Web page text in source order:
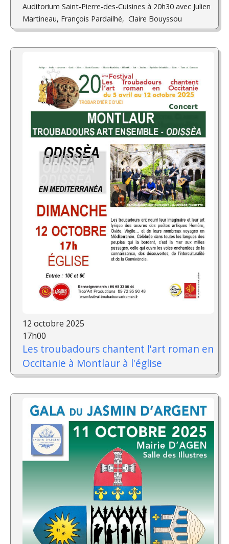
Auditorium Saint-Pierre-des-Cuisines à 20h30 avec Julien
Martineau, François Pardailhé, Claire Bouyssou
12 octobre 2025
17h00
Les troubadours chantent l'art roman en
Occitanie à Montlaur à l'église